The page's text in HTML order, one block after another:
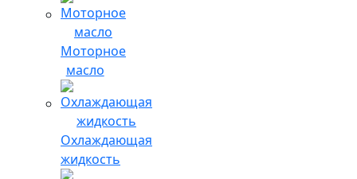
Моторное
масло
Охлаждающая
жидкость